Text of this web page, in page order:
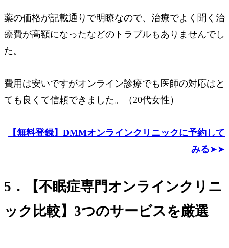
薬の価格が記載通りで明瞭なので、治療でよく聞く治
療費が高額になったなどのトラブルもありませんでし
た。
費用は安いですがオンライン診療でも医師の対応はと
ても良くて信頼できました。（20代女性）
【無料登録】DMMオンラインクリニックに予約して
みる➤➤
5．【不眠症専門オンラインクリニ
ック比較】3つのサービスを厳選